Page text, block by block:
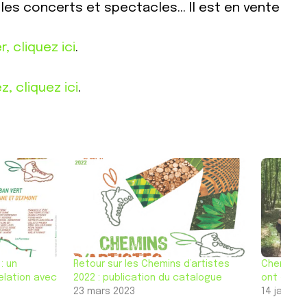
concerts et spectacles… Il est en vente
cliquez ici.
cliquez ici.
un
avec
Retour sur les Chemins d’artistes
2022 : publication du catalogue
23 mars 2023
ont
14